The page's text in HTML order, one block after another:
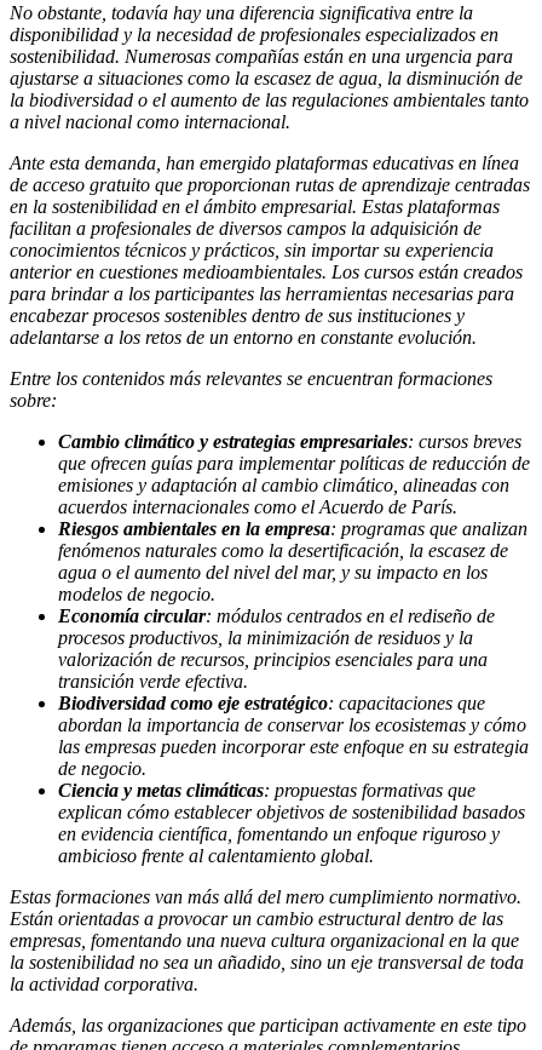
No obstante, todavía hay una diferencia significativa entre la
disponibilidad y la necesidad de profesionales especializados en
sostenibilidad. Numerosas compañías están en una urgencia para
ajustarse a situaciones como la escasez de agua, la disminución de
la biodiversidad o el aumento de las regulaciones ambientales tanto
a nivel nacional como internacional.
Ante esta demanda, han emergido plataformas educativas en línea
de acceso gratuito que proporcionan rutas de aprendizaje centradas
en la sostenibilidad en el ámbito empresarial. Estas plataformas
facilitan a profesionales de diversos campos la adquisición de
conocimientos técnicos y prácticos, sin importar su experiencia
anterior en cuestiones medioambientales. Los cursos están creados
para brindar a los participantes las herramientas necesarias para
encabezar procesos sostenibles dentro de sus instituciones y
adelantarse a los retos de un entorno en constante evolución.
Entre los contenidos más relevantes se encuentran formaciones
sobre:
Cambio climático y estrategias empresariales: cursos breves
que ofrecen guías para implementar políticas de reducción de
emisiones y adaptación al cambio climático, alineadas con
acuerdos internacionales como el Acuerdo de París.
Riesgos ambientales en la empresa: programas que analizan
fenómenos naturales como la desertificación, la escasez de
agua o el aumento del nivel del mar, y su impacto en los
modelos de negocio.
Economía circular: módulos centrados en el rediseño de
procesos productivos, la minimización de residuos y la
valorización de recursos, principios esenciales para una
transición verde efectiva.
Biodiversidad como eje estratégico: capacitaciones que
abordan la importancia de conservar los ecosistemas y cómo
las empresas pueden incorporar este enfoque en su estrategia
de negocio.
Ciencia y metas climáticas: propuestas formativas que
explican cómo establecer objetivos de sostenibilidad basados
en evidencia científica, fomentando un enfoque riguroso y
ambicioso frente al calentamiento global.
Estas formaciones van más allá del mero cumplimiento normativo.
Están orientadas a provocar un cambio estructural dentro de las
empresas, fomentando una nueva cultura organizacional en la que
la sostenibilidad no sea un añadido, sino un eje transversal de toda
la actividad corporativa.
Además, las organizaciones que participan activamente en este tipo